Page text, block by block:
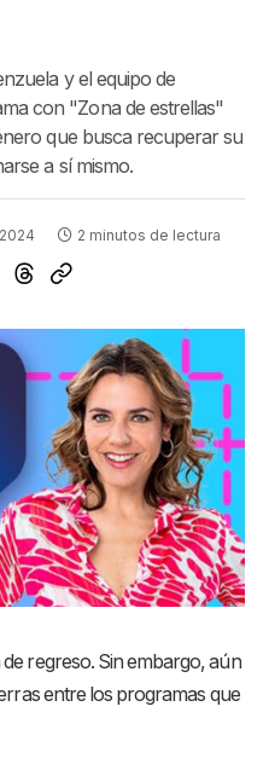
y el equipo de
con "Zona de estrellas"
que busca recuperar su
a sí mismo.
2 minutos de lectura
regreso. Sin embargo, aún
entre los programas que